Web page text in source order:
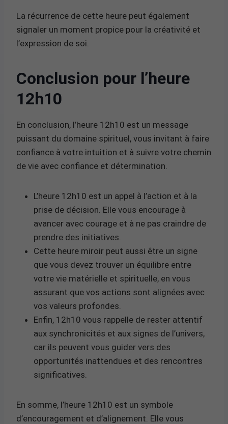
La récurrence de cette heure peut également
signaler un moment propice pour la créativité et
l’expression de soi.
Conclusion pour l’heure
12h10
En conclusion, l’heure 12h10 est un message
puissant du domaine spirituel, vous invitant à faire
confiance à votre intuition et à suivre votre chemin
de vie avec confiance et détermination.
L’heure 12h10 est un appel à l’action et à la
prise de décision. Elle vous encourage à
avancer avec courage et à ne pas craindre de
prendre des initiatives.
Cette heure miroir peut aussi être un signe
que vous devez trouver un équilibre entre
votre vie matérielle et spirituelle, en vous
assurant que vos actions sont alignées avec
vos valeurs profondes.
Enfin, 12h10 vous rappelle de rester attentif
aux synchronicités et aux signes de l’univers,
car ils peuvent vous guider vers des
opportunités inattendues et des rencontres
significatives.
En somme, l’heure 12h10 est un symbole
d’encouragement et d’alignement. Elle vous